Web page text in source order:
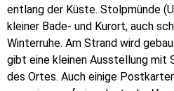
entlang der Küste. Stolpmünde
kleiner Bade- und Kurort, auch
Winterruhe. Am Strand wird
gibt eine kleinen Ausstellung mit
des Ortes. Auch einige